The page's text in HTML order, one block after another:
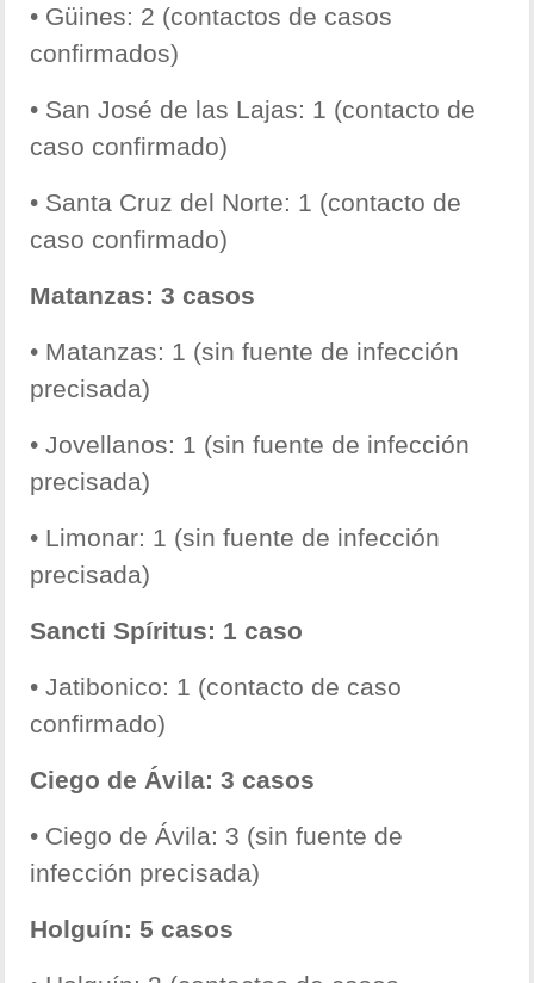
• Güines: 2 (contactos de casos
confirmados)
• San José de las Lajas: 1 (contacto de
caso confirmado)
• Santa Cruz del Norte: 1 (contacto de
caso confirmado)
Matanzas: 3 casos
• Matanzas: 1 (sin fuente de infección
precisada)
• Jovellanos: 1 (sin fuente de infección
precisada)
• Limonar: 1 (sin fuente de infección
precisada)
Sancti Spíritus: 1 caso
• Jatibonico: 1 (contacto de caso
confirmado)
Ciego de Ávila: 3 casos
• Ciego de Ávila: 3 (sin fuente de
infección precisada)
Holguín: 5 casos